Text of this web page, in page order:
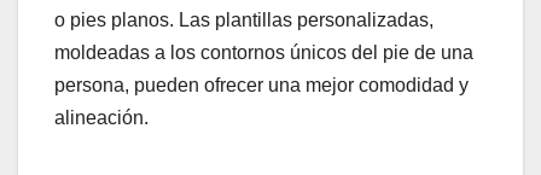
o pies planos. Las plantillas personalizadas,
moldeadas a los contornos únicos del pie de una
persona, pueden ofrecer una mejor comodidad y
alineación.